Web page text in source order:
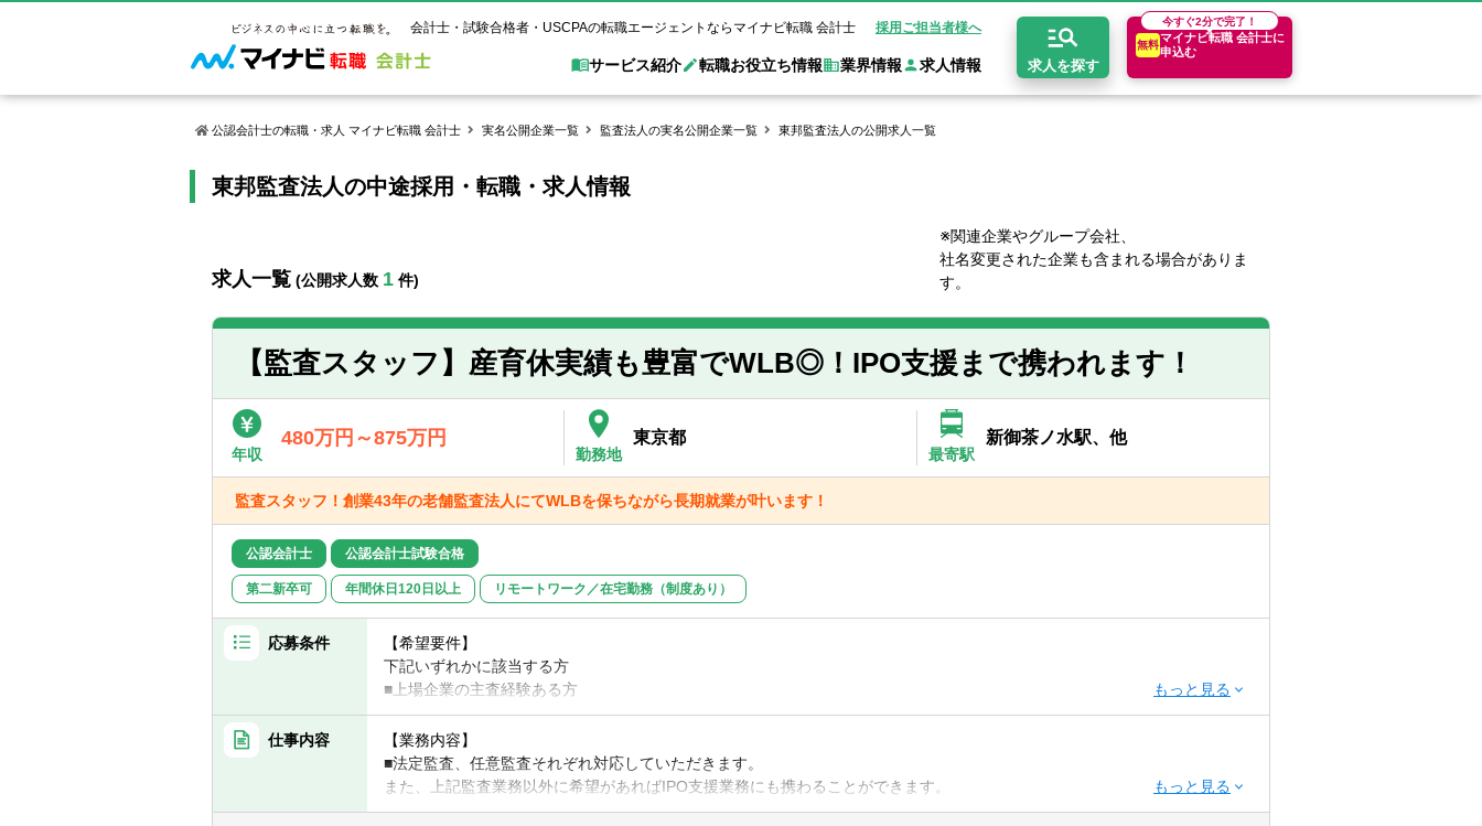
会計士・試験合格者・USCPAの転職エージェントならマイナビ転職 会計士 採用ご担当者様へ
求人を探す
今すぐ2分で完了！
無料
マイナビ転職 会計士に
申込む
サービス紹介
サービス紹介
マイナビ転職 会計士とは？
アクセスマップ
転職お役立ち情報
転職お役立ち情報
ご状況別転職ガイド
はじめての転職の方へ
2回目以降の転職の方へ 未経験分野への転職
転職お役立ち情報
会計士・試験合格者の転職Q&A
WEB面接完全ガイド
キャリア診断
業界情報
業界情報
会計士試験情報
試験科目一覧
試験合格後の流れ 監査法人
コンサルティングファーム
事業会社
求人情報
求人情報
保有資格別求人情報
公認会計士試験合格
USCPA（米国公認会計士）
コンサルティングファー
金融機関
事業会社
関東・首都圏
東海
公認会計士の転職・求人 マイナビ転職 会計士 実名公開企業一覧 監査法人の実名公開企業一覧 東邦監査法人の公開求人一覧
東邦監査法人の中途採用・転職・求人情報
求人一覧 (公開求人数 1 件)
※関連企業やグループ会社、
社名変更された企業も含まれる場合がありま
す。
【監査スタッフ】産育休実績も豊富でWLB◎！IPO支援まで携われます！
年収
480万円～875万円
勤務地
東京都
最寄駅
新御茶ノ水駅、他
監査スタッフ！創業43年の老舗監査法人にてWLBを保ちながら長期就業が叶います！
公認会計士 公認会計士試験合格
第二新卒可 年間休日120日以上 リモートワーク／在宅勤務（制度あり）
応募条件
【希望要件】
下記いずれかに該当する方
■上場企業の主査経験ある方
■IFRSに関する知識をお持ちの方
■英語能力（読み書きレベル）のある方
【求める人物像】
仕事内容
【業務内容】
■法定監査、任意監査それぞれ対応していただきます。
また、上記監査業務以外に希望があればIPO支援業務にも携わることができます。